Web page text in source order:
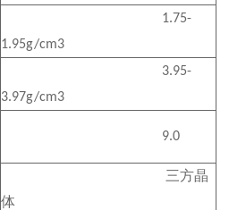
1.75-
1.95g/cm3
3.95-
3.97g/cm3
9.0
三方晶
体